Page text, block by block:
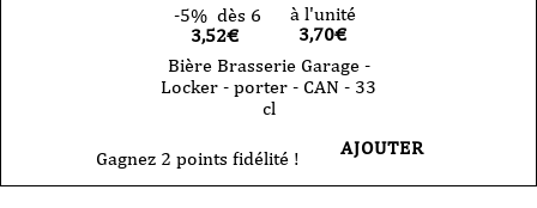
-5% dès 6
3,52€
à l'unité
3,70€
Bière Brasserie Garage -
Locker - porter - CAN - 33
cl
Gagnez 2 points fidélité ! AJOUTER